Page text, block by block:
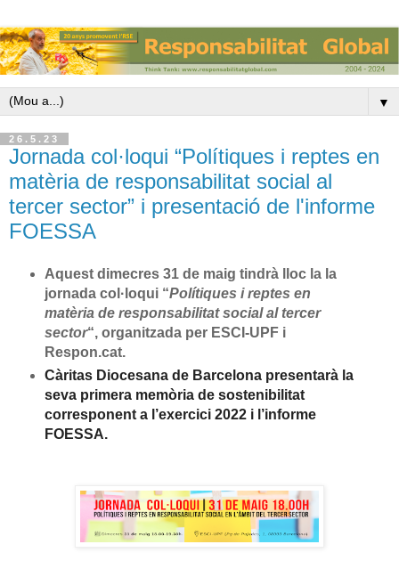
▼
26.5.23
Jornada col·loqui “Polítiques i reptes en
matèria de responsabilitat social al
tercer sector” i presentació de l'informe
FOESSA
Aquest dimecres 31 de maig tindrà lloc la la
jornada col·loqui “Polítiques i reptes en
matèria de responsabilitat social al tercer
sector“, organitzada per ESCI-UPF i
Respon.cat.
Càritas Diocesana de Barcelona presentarà la
seva primera memòria de sostenibilitat
corresponent a l’exercici 2022 i l’informe
FOESSA.